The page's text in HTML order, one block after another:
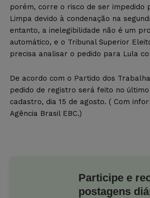
porém, corre o risco de ser impedido
Limpa devido à condenação na
entanto, a inelegibilidade não é um
automático, e o Tribunal Superior
precisa analisar o pedido para Lula
De acordo com o Partido dos
pedido de registro será feito no
cadastro, dia 15 de agosto. ( Com
Agência Brasil EBC.)
Participe e
postagens